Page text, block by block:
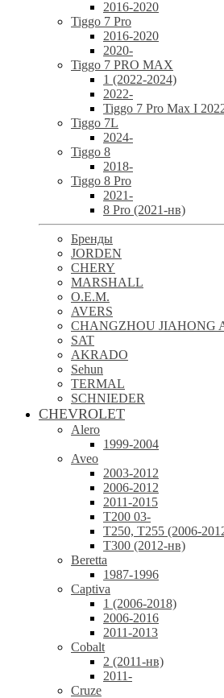
2016-2020
Tiggo 7 Pro
2016-2020
2020-
Tiggo 7 PRO MAX
1 (2022-2024)
2022-
Tiggo 7 Pro Max I
Tiggo 7L
2024-
Tiggo 8
2018-
Tiggo 8 Pro
2021-
8 Pro (2021-нв)
Бренды
JORDEN
CHERY
MARSHALL
O.E.M.
AVERS
CHANGZHOU JIAHONG
SAT
AKRADO
Sehun
TERMAL
SCHNIEDER
CHEVROLET
Alero
1999-2004
Aveo
2003-2012
2006-2012
2011-2015
T200 03-
T250, T255 (2006-
T300 (2012-нв)
Beretta
1987-1996
Captiva
1 (2006-2018)
2006-2016
2011-2013
Cobalt
2 (2011-нв)
2011-
Cruze